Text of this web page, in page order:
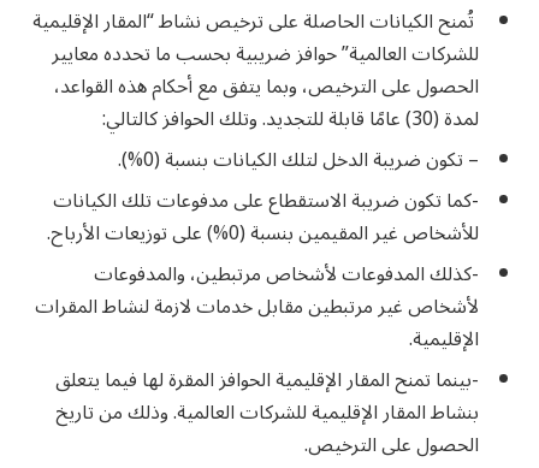
تُمنح الكيانات الحاصلة على ترخيص نشاط “المقار الإقليمية
للشركات العالمية” حوافز ضريبية بحسب ما تحدده معايير
الحصول على الترخيص، وبما يتفق مع أحكام هذه القواعد،
لمدة (30) عامًا قابلة للتجديد. وتلك الحوافز كالتالي:
– تكون ضريبة الدخل لتلك الكيانات بنسبة (0%).
-كما تكون ضريبة الاستقطاع على مدفوعات تلك الكيانات
للأشخاص غير المقيمين بنسبة (0%) على توزيعات الأرباح.
-كذلك المدفوعات لأشخاص مرتبطين، والمدفوعات
لأشخاص غير مرتبطين مقابل خدمات لازمة لنشاط المقرات
الإقليمية.
-بينما تمنح المقار الإقليمية الحوافز المقرة لها فيما يتعلق
بنشاط المقار الإقليمية للشركات العالمية. وذلك من تاريخ
الحصول على الترخيص.